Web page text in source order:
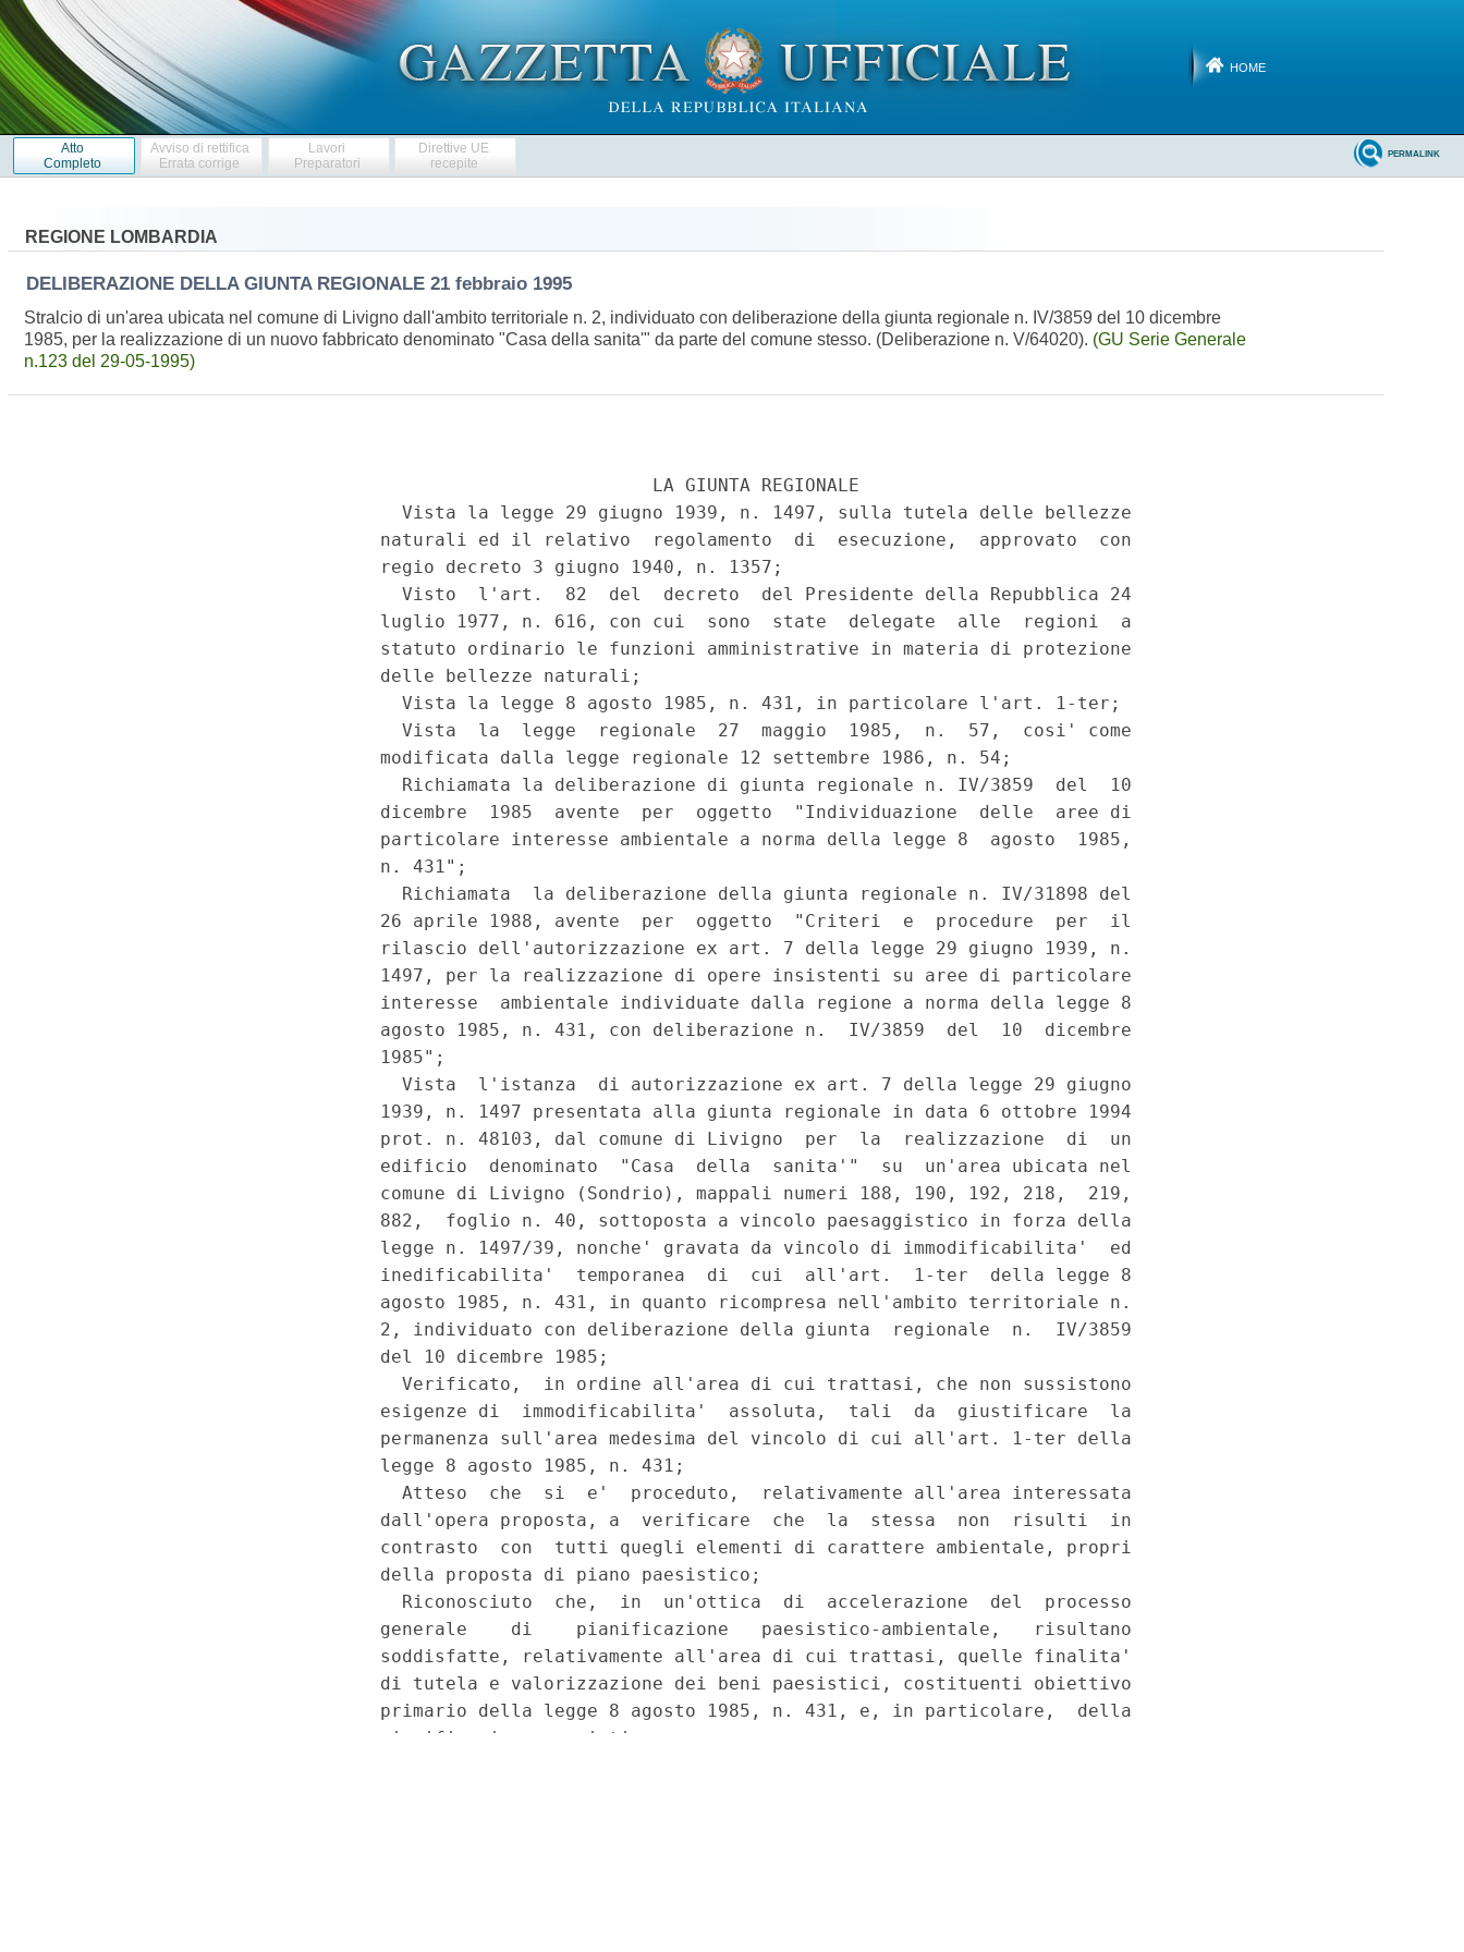
HOME
Atto
Completo
Avviso di rettifica
Errata corrige
Lavori
Preparatori
Direttive UE
recepite
PERMALINK
REGIONE LOMBARDIA
DELIBERAZIONE DELLA GIUNTA REGIONALE 21 febbraio 1995
Stralcio di un'area ubicata nel comune di Livigno dall'ambito territoriale n. 2, individuato con deliberazione della giunta regionale n. IV/3859 del 10 dicembre
1985, per la realizzazione di un nuovo fabbricato denominato "Casa della sanita'" da parte del comune stesso. (Deliberazione n. V/64020). (GU Serie Generale
n.123 del 29-05-1995)